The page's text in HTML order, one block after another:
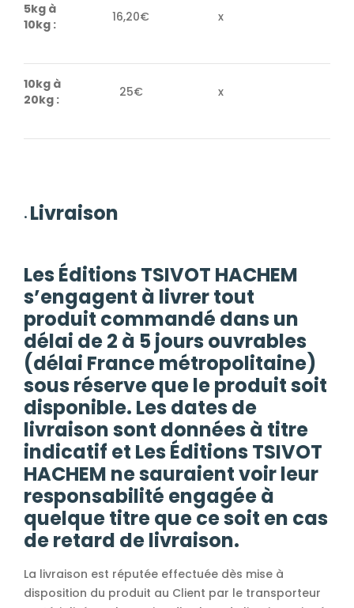
5kg à
10kg :
16,20€ x
10kg à
20kg :
25€ x
• Livraison
Les Éditions TSIVOT HACHEM
s’engagent à livrer tout
produit commandé dans un
délai de 2 à 5 jours ouvrables
(délai France métropolitaine)
sous réserve que le produit soit
disponible. Les dates de
livraison sont données à titre
indicatif et Les Éditions TSIVOT
HACHEM ne sauraient voir leur
responsabilité engagée à
quelque titre que ce soit en cas
de retard de livraison.
La livraison est réputée effectuée dès mise à
disposition du produit au Client par le transporteur